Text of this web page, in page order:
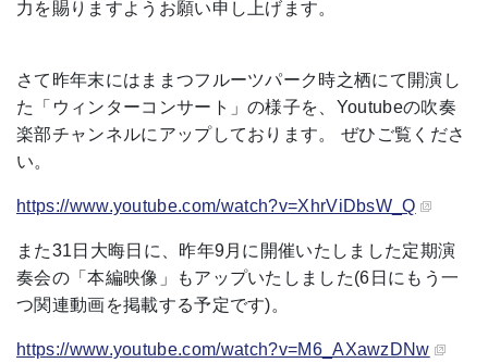
力を賜りますようお願い申し上げます。
さて昨年末にはままつフルーツパーク時之栖にて開演し
た「ウィンターコンサート」の様子を、Youtubeの吹奏
楽部チャンネルにアップしております。 ぜひご覧くださ
い。
https://www.youtube.com/watch?v=XhrViDbsW_Q
また31日大晦日に、昨年9月に開催いたしました定期演
奏会の「本編映像」もアップいたしました(6日にもう一
つ関連動画を掲載する予定です)。
https://www.youtube.com/watch?v=M6_AXawzDNw